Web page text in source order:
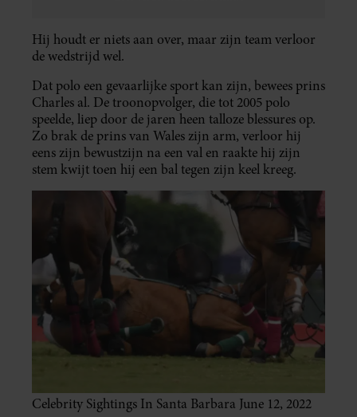
Hij houdt er niets aan over, maar zijn team verloor
de wedstrijd wel.
Dat polo een gevaarlijke sport kan zijn, bewees prins
Charles al. De troonopvolger, die tot 2005 polo
speelde, liep door de jaren heen talloze blessures op.
Zo brak de prins van Wales zijn arm, verloor hij
eens zijn bewustzijn na een val en raakte hij zijn
stem kwijt toen hij een bal tegen zijn keel kreeg.
Celebrity Sightings In Santa Barbara June 12, 2022